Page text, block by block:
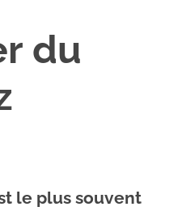
du
le plus souvent